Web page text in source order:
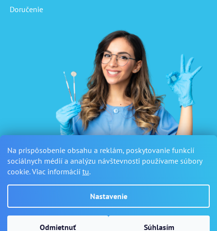
Na prispôsobenie obsahu a reklám, poskytovanie funkcií
sociálnych médií a analýzu návštevnosti používame súbory
cookie. Viac informácií tu.
Nastavenie
Odmietnuť Súhlasím
Doručenie
Vytvoril Shoptet